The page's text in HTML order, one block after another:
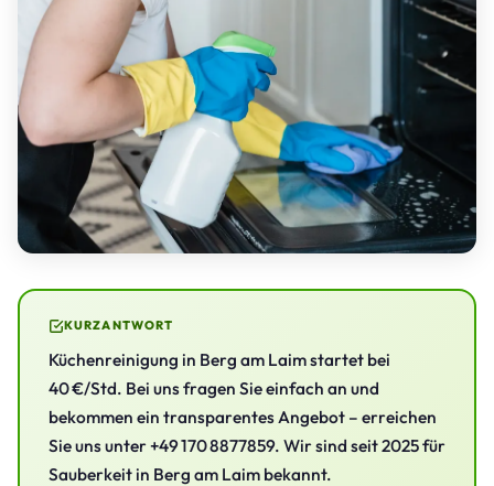
KURZANTWORT
Küchenreinigung in Berg am Laim startet bei
40 €/Std. Bei uns fragen Sie einfach an und
bekommen ein transparentes Angebot – erreichen
Sie uns unter +49 170 8877859. Wir sind seit 2025 für
Sauberkeit in Berg am Laim bekannt.